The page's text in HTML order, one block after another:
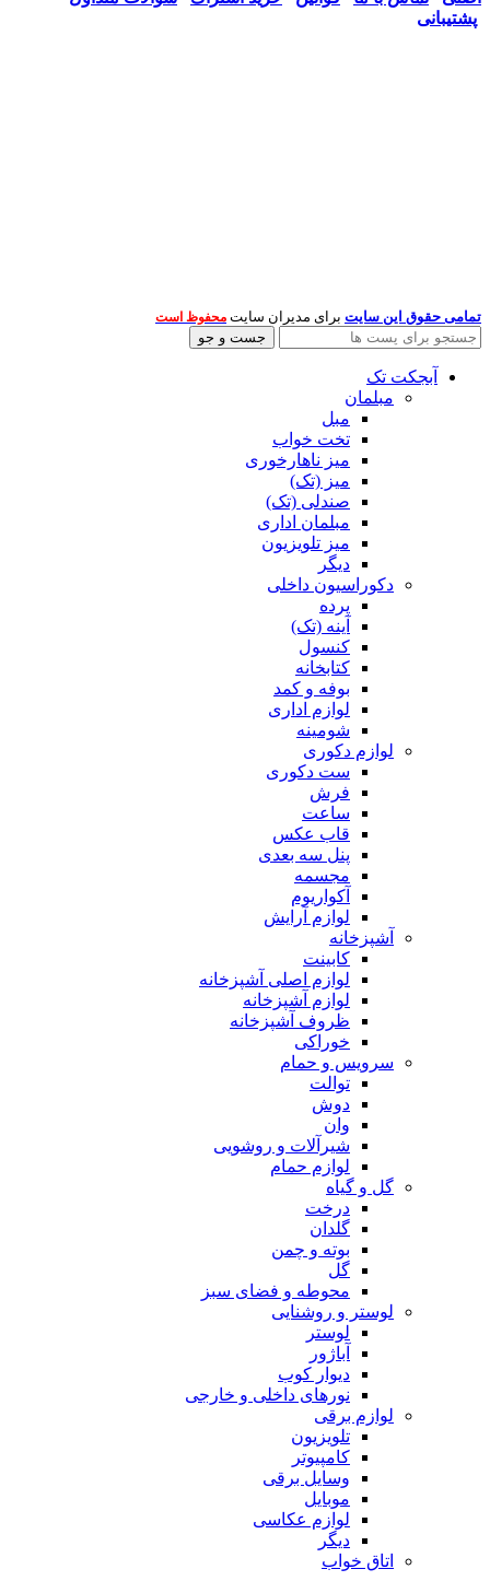
پشتیبانی
تمامی حقوق این سایت برای مدیران سایت محفوظ است
جست و جو
آبجکت تک
مبلمان
مبل
تخت خواب
میز ناهارخوری
میز (تک)
صندلی (تک)
مبلمان اداری
میز تلویزیون
دیگر
دکوراسیون داخلی
پرده
آینه (تک)
کنسول
کتابخانه
بوفه و کمد
لوازم اداری
شومینه
لوازم دکوری
ست دکوری
فرش
ساعت
قاب عکس
پنل سه بعدی
مجسمه
آکواریوم
لوازم آرایش
آشپزخانه
کابینت
لوازم اصلی آشپزخانه
لوازم آشپزخانه
ظروف آشپزخانه
خوراکی
سرویس و حمام
توالت
دوش
وان
شیرآلات و روشویی
لوازم حمام
گل و گیاه
درخت
گلدان
بوته و چمن
گل
محوطه و فضای سبز
لوستر و روشنایی
لوستر
آباژور
دیوار کوب
نورهای داخلی و خارجی
لوازم برقی
تلویزیون
کامپیوتر
وسایل برقی
موبایل
لوازم عکاسی
دیگر
اتاق خواب